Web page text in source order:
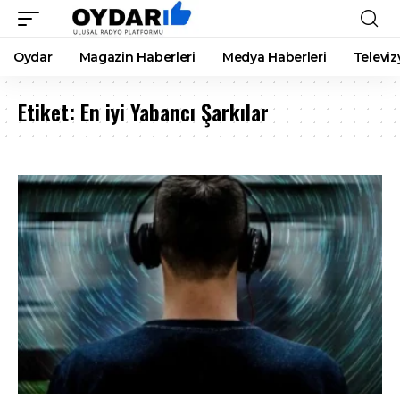
Oydar Magazin Haberleri Medya Haberleri
Etiket: En iyi Yabancı Şarkılar